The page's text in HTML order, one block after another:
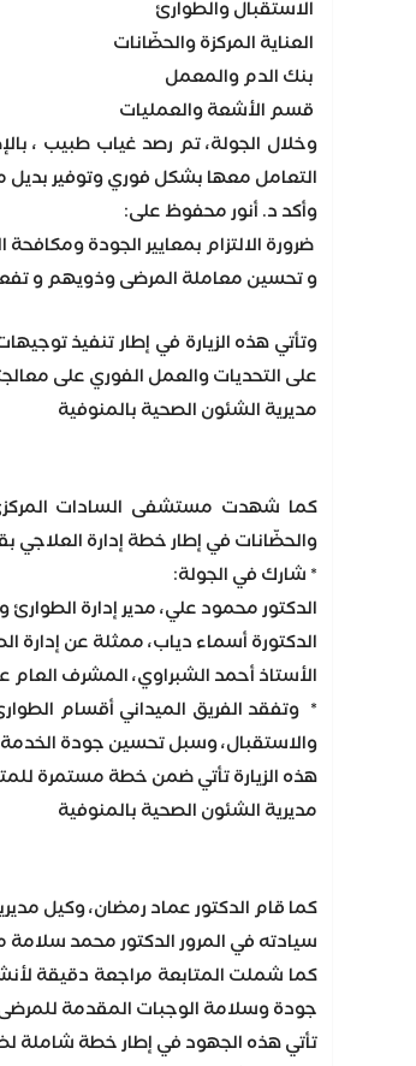
الاستقبال والطوارئ
العناية المركزة والحضّانات
بنك الدم والمعمل
قسم الأشعة والعمليات
وخلال الجولة، تم رصد غياب طبيب ،
التعامل معها بشكل فوري وتوفير
وأكد د. أنور محفوظ على:
ضرورة الالتزام بمعايير الجودة ومكافحة
و تحسين معاملة المرضى وذويهم و
وتأتي هذه الزيارة في إطار تنفيذ
على التحديات والعمل الفوري على
مديرية الشئون الصحية بالمنوفية
كما شهدت مستشفى السادات
والحضّانات في إطار خطة إدارة العلاجي
* شارك في الجولة:
الدكتور محمود علي، مدير إدارة الطوارئ
الدكتورة أسماء دياب، ممثلة عن إدارة
الأستاذ أحمد الشبراوي، المشرف العام
* وتفقد الفريق الميداني أقسام
والاستقبال، وسبل تحسين جودة
هذه الزيارة تأتي ضمن خطة مستمرة
مديرية الشئون الصحية بالمنوفية
كما قام الدكتور عماد رمضان، وكيل
سيادته في المرور الدكتور محمد سلامة
كما شملت المتابعة مراجعة دقيقة
جودة وسلامة الوجبات المقدمة
تأتي هذه الجهود في إطار خطة شاملة